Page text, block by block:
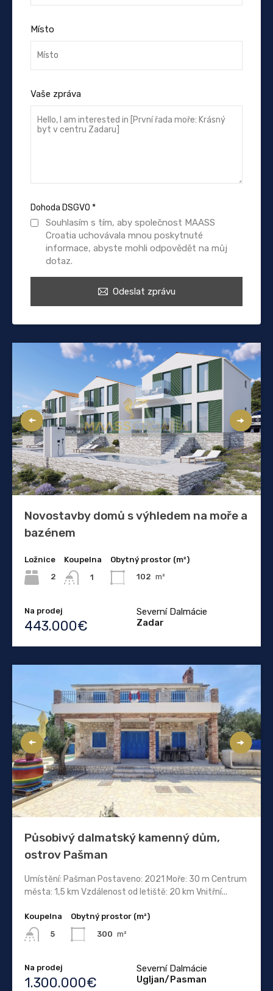
Místo
Vaše zpráva
Dohoda DSGVO *
Souhlasím s tím, aby společnost MAASS
Croatia uchovávala mnou poskytnuté
informace, abyste mohli odpovědět na můj
dotaz.
Odeslat zprávu
Novostavby domů s výhledem na moře a
bazénem
Ložnice
2
Koupelna
1
Obytný prostor (m²)
102 m²
Na prodej
443.000€
Severní Dalmácie
Zadar
Působivý dalmatský kamenný dům,
ostrov Pašman
Umístění: Pašman Postaveno: 2021 Moře: 30 m Centrum
města: 1,5 km Vzdálenost od letiště: 20 km Vnitřní...
Koupelna
5
Obytný prostor (m²)
300 m²
Na prodej
1.300.000€
Severní Dalmácie
Ugljan/Pasman